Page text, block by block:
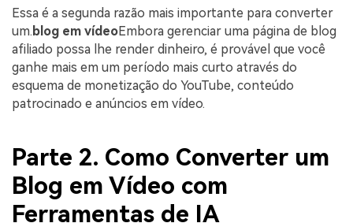
Essa é a segunda razão mais importante para converter
um. blog em vídeoEmbora gerenciar uma página de blog
afiliado possa lhe render dinheiro, é provável que você
ganhe mais em um período mais curto através do
esquema de monetização do YouTube, conteúdo
patrocinado e anúncios em vídeo.
Parte 2. Como Converter um
Blog em Vídeo com
Ferramentas de IA